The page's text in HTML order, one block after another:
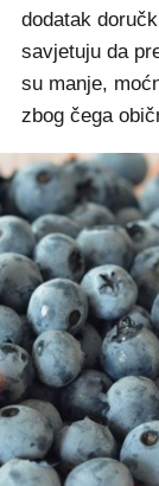
dodatak
savjetuju da
su manje,
zbog čega